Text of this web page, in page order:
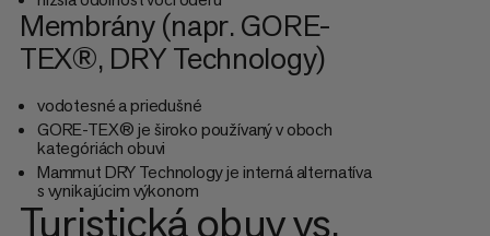
Membrány (napr. GORE-
TEX®, DRY Technology)
vodotesné a priedušné
GORE-TEX® je široko používaný v oboch
kategóriách obuvi
Mammut DRY Technology je interná alternatíva
s vynikajúcim výkonom
Turistická obuv vs.